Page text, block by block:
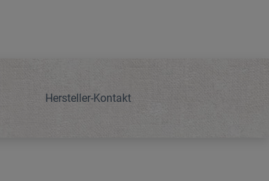
Hersteller-Kontakt